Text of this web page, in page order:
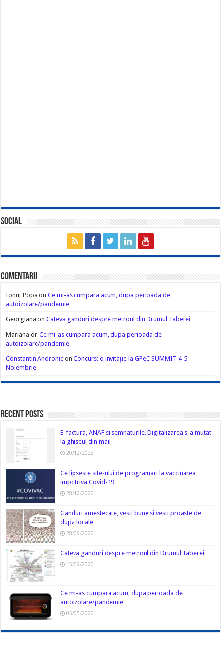
Social
Comentarii
Ionut Popa onCe mi-as cumpara acum, dupa perioada de
autoizolare/pandemie
Georgiana onCateva ganduri despre metroul din Drumul Taberei
Mariana onCe mi-as cumpara acum, dupa perioada de
autoizolare/pandemie
Constantin Andronic onConcurs: o invitație la GPeC SUMMIT 4-5
Noiembrie
Recent Posts
E-factura, ANAF si semnaturile. Digitalizarea s-a mutat
la ghiseul din mail
20/12/2023
Ce lipseste site-ului de programari la vaccinarea
impotriva Covid-19
28/12/2020
Ganduri amestecate, vesti bune si vesti proaste de
dupa locale
28/09/2020
Cateva ganduri despre metroul din Drumul Taberei
15/09/2020
Ce mi-as cumpara acum, dupa perioada de
autoizolare/pandemie
05/05/2020